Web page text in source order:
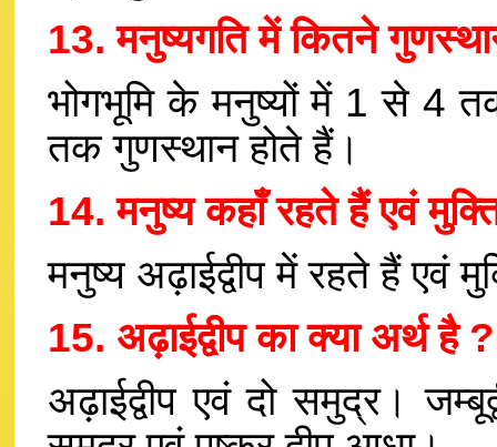
13. मनुष्यगति में कितने
भोगभूमि के मनुष्यों में 1 से 4
तक गुणस्थान होते हैं।
14. मनुष्य कहाँ रहते हैं एवं
मनुष्य अढ़ाईद्वीप में रहते हैं एवं
15. अढ़ाईद्वीप का क्या अर्थ है ?
अढ़ाईद्वीप एवं दो समुद्र।